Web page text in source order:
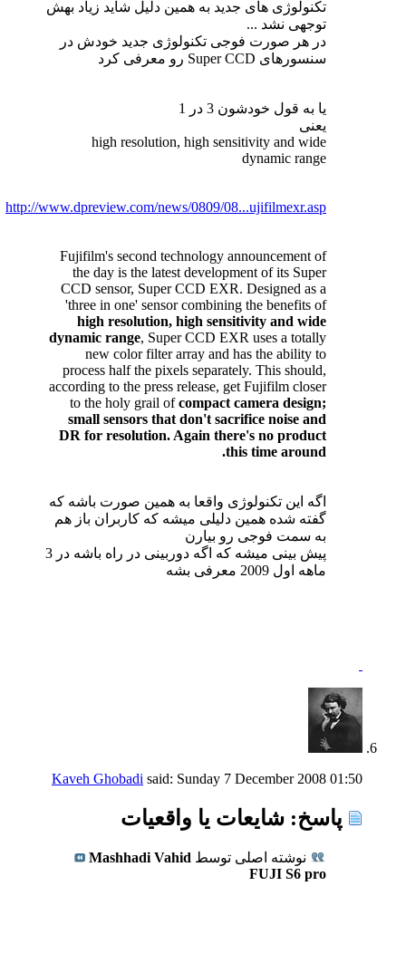
تکنولوژی های جدید به همین دلیل شاید زیاد بهش
توجهی نشد ...
در هر صورت فوجی تکنولوژی جدید خودش در
سنسورهای Super CCD رو معرفی کرد
یا به قول خودشون 3 در 1
یعنی
high resolution, high sensitivity and wide
dynamic range
http://www.dpreview.com/news/0809/08...ujifilmexr.asp
Fujifilm's second technology announcement of
the day is the latest development of its Super
CCD sensor, Super CCD EXR. Designed as a
'three in one' sensor combining the benefits of
high resolution, high sensitivity and wide
dynamic range, Super CCD EXR uses a totally
new color filter array and has the ability to
process half the pixels separately. This should,
according to the press release, get Fujifilm closer
to the holy grail ofcompact camera design;
small sensors that don't sacrifice noise and
DR for resolution. Again there's no product
this time around.
اگه این تکنولوژی واقعا به همین صورت باشه که
گفته شده همین دلیلی میشه که کاربران باز هم
به سمت فوجی رو بیارن
پیش بینی میشه که اگه دوربینی در راه باشه در 3
ماهه اول 2009 معرفی بشه
Kaveh Ghobadi said: Sunday 7 December 2008 01:50
پاسخ: شايعات يا واقعيات
نوشته اصلی توسط Mashhadi Vahid
FUJI S6 pro